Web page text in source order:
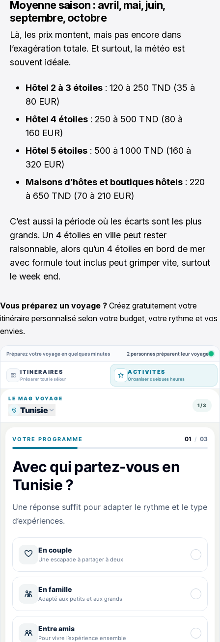
Moyenne saison : avril, mai, juin,
septembre, octobre
Là, les prix montent, mais pas encore dans
l’exagération totale. Et surtout, la météo est
souvent idéale.
Hôtel 2 à 3 étoiles : 120 à 250 TND (35 à
80 EUR)
Hôtel 4 étoiles : 250 à 500 TND (80 à
160 EUR)
Hôtel 5 étoiles : 500 à 1 000 TND (160 à
320 EUR)
Maisons d’hôtes et boutiques hôtels : 220
à 650 TND (70 à 210 EUR)
C’est aussi la période où les écarts sont les plus
grands. Un 4 étoiles en ville peut rester
raisonnable, alors qu’un 4 étoiles en bord de mer
avec formule tout inclus peut grimper vite, surtout
le week end.
Vous préparez un voyage ? Créez gratuitement votre
itinéraire personnalisé selon votre budget, votre rythme et vos
envies.